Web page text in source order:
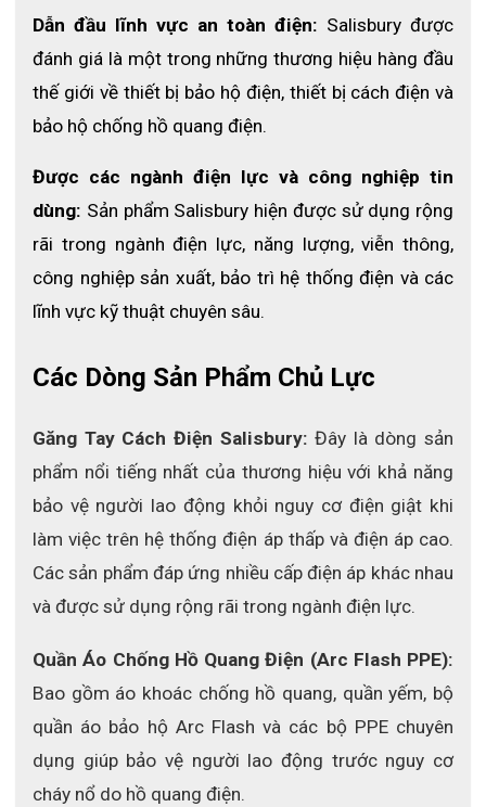
Thi công và bảo trì trạm biến áp
Vận hành tủ điện công nghiệp
Nhà máy, khu công nghiệp
Công trình điện trung thế và cao thế
Các khu vực có nguy cơ phát sinh hồ quang điện
Địa chỉ tin cậy mua mũ chống hồ
quang toàn quốc
phong trên toàn quốc trong lĩnh vực cung cấp găng tay cách
điện chính hãng, cao cấp dành riêng cho ngành điện. Hỗ trợ
điện.
Bảo hộ điện ECO3D – Cam kết hàng thật – Bảo hành thật –
Tư vấn tận tâm.
Website: https://gangtaydien.com
Hotline: 0979.775.160
Fanpage: https://www.facebook.com/baohodienECO3D
Dẫn đầu lĩnh vực an toàn điện: Salisbury được
đánh giá là một trong những thương hiệu hàng đầu
thế giới về thiết bị bảo hộ điện, thiết bị cách điện và
bảo hộ chống hồ quang điện.
Được các ngành điện lực và công nghiệp tin
dùng: Sản phẩm Salisbury hiện được sử dụng rộng
rãi trong ngành điện lực, năng lượng, viễn thông,
công nghiệp sản xuất, bảo trì hệ thống điện và các
lĩnh vực kỹ thuật chuyên sâu.
Các Dòng Sản Phẩm Chủ Lực
Găng Tay Cách Điện Salisbury: Đây là dòng sản
phẩm nổi tiếng nhất của thương hiệu với khả năng
bảo vệ người lao động khỏi nguy cơ điện giật khi
làm việc trên hệ thống điện áp thấp và điện áp cao.
Các sản phẩm đáp ứng nhiều cấp điện áp khác nhau
và được sử dụng rộng rãi trong ngành điện lực.
Bao gồm áo khoác chống hồ quang, quần yếm, bộ
quần áo bảo hộ Arc Flash và các bộ PPE chuyên
dụng giúp bảo vệ người lao động trước nguy cơ
cháy nổ do hồ quang điện.